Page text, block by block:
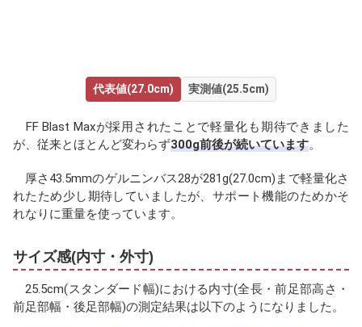
代表値(27.0cm) 実測値(25.5cm)
FF Blast Maxが採用されたことで軽量化も期待できました
が、従来とほとんど変わらず300g前後が続いています。
厚さ43.5mmのゲルニンバス28が281g(27.0cm)まで軽量化さ
れたため少し期待していましたが、サポート機能のためかそ
れなりに重量を使っています。
サイズ感(内寸・外寸)
25.5cm(スタンダード幅)における内寸(全長・前足部高さ・
前足部幅・後足部幅)の測定結果は以下のようになりました。